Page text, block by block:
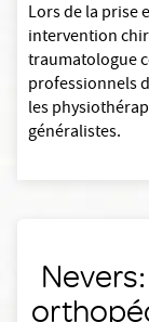
Lors de la prise
intervention
traumatologue
professionnels
les
généralistes.